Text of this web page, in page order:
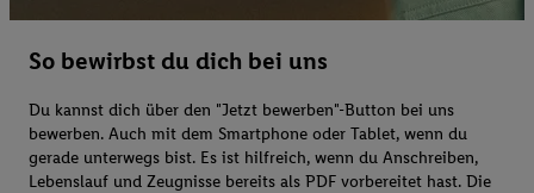
So bewirbst du dich bei uns
Du kannst dich über den "Jetzt bewerben"-Button bei uns
bewerben. Auch mit dem Smartphone oder Tablet, wenn du
gerade unterwegs bist. Es ist hilfreich, wenn du Anschreiben,
Lebenslauf und Zeugnisse bereits als PDF vorbereitet hast. Die